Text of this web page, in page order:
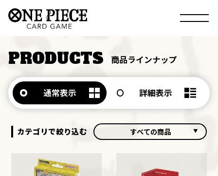
PRODUCTS 商品ラインナップ
カテゴリで絞り込む すべての商品
通常表示 詳細表示